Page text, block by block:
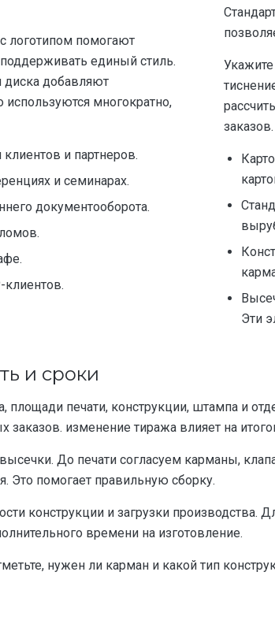
логотипом помогают
единый стиль.
диска добавляют
используются многократно,
и партнеров.
и семинарах.
документооборота.
клиентов.
Эти
и сроки
площади печати, конструкции, штампа и
заказов. изменение тиража влияет на
До печати согласуем карманы,
Это помогает правильную сборку.
конструкции и загрузки производства.
времени на изготовление.
нужен ли карман и какой тип